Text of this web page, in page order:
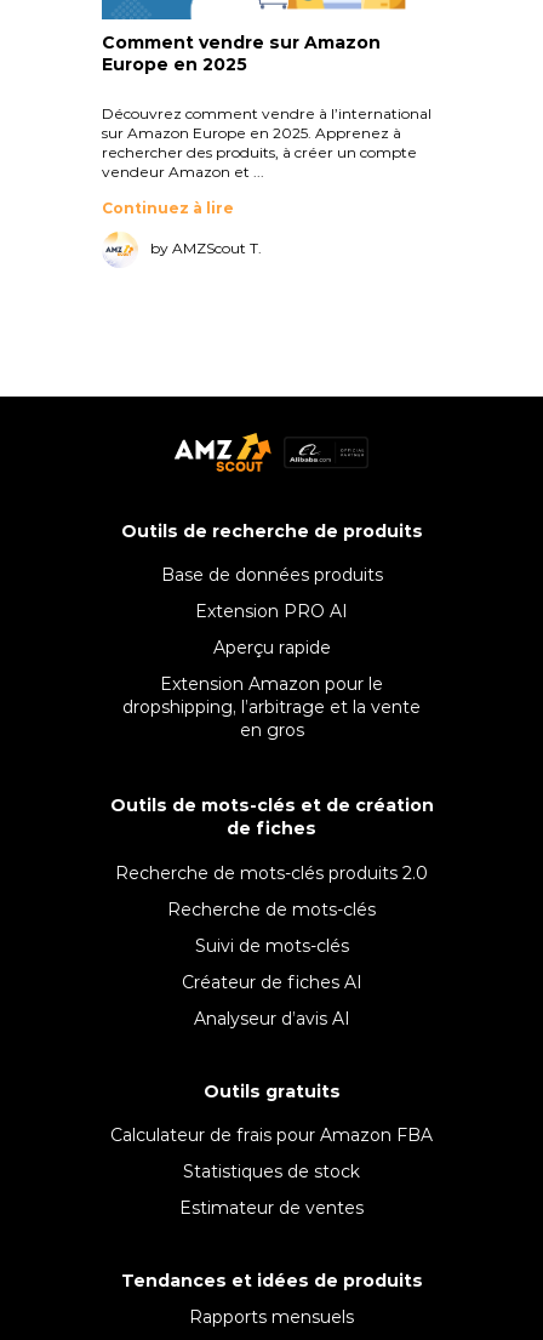
Comment vendre sur Amazon
Europe en 2025
Découvrez comment vendre à l’international
sur Amazon Europe en 2025. Apprenez à
rechercher des produits, à créer un compte
vendeur Amazon et ...
by AMZScout T.
Continuez à lire
Tendances et idées de produits
Rapports mensuels
Outils de mots-clés et de création
de fiches
Recherche de mots-clés produits 2.0
Recherche de mots-clés
Suivi de mots-clés
Créateur de fiches AI
Analyseur d’avis AI
Outils de recherche de produits
Base de données produits
Extension PRO AI
Aperçu rapide
Extension Amazon pour le
dropshipping, l’arbitrage et la vente
en gros
Outils gratuits
Calculateur de frais pour Amazon FBA
Estimateur de ventes
Statistiques de stock